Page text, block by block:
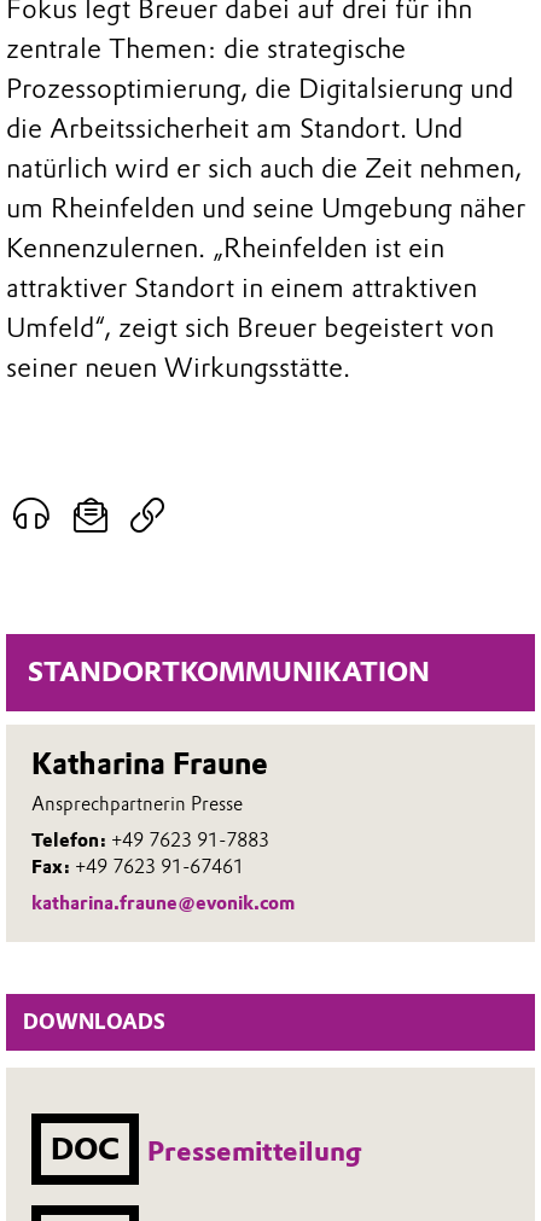
STANDORTKOMMUNIKATION
Katharina Fraune
Ansprechpartnerin Presse
Telefon: +49 7623 91-7883
Fax: +49 7623 91-67461
katharina.fraune@evonik.com
DOWNLOADS
DOC Pressemitteilung
Fokus legt Breuer dabei auf drei für ihn
zentrale Themen: die strategische
Prozessoptimierung, die Digitalsierung und
die Arbeitssicherheit am Standort. Und
natürlich wird er sich auch die Zeit nehmen,
um Rheinfelden und seine Umgebung näher
Kennenzulernen. „Rheinfelden ist ein
attraktiver Standort in einem attraktiven
Umfeld“, zeigt sich Breuer begeistert von
seiner neuen Wirkungsstätte.